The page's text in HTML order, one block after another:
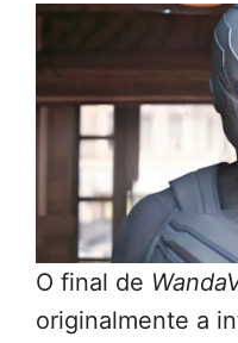
O final de
originalmente a